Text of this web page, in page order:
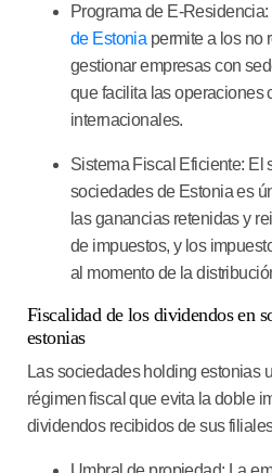
Programa de E-Residencia:
de Estonia permite a los no
gestionar empresas con
que facilita las operaciones
internacionales.
Sistema Fiscal Eficiente: El
sociedades de Estonia es
las ganancias retenidas y
de impuestos, y los
al momento de la
Fiscalidad de los dividendos en
estonias
Las sociedades holding estonias
régimen fiscal que evita la doble
dividendos recibidos de sus